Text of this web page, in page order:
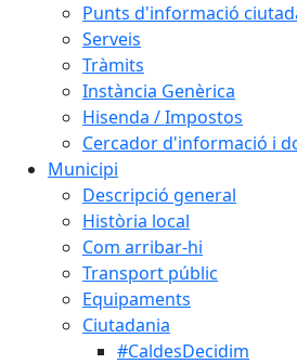
Punts d'informació
Serveis
Tràmits
Instància Genèrica
Hisenda / Impostos
Cercador d'informació i
Municipi
Descripció general
Història local
Com arribar-hi
Transport públic
Equipaments
Ciutadania
#CaldesDecidim